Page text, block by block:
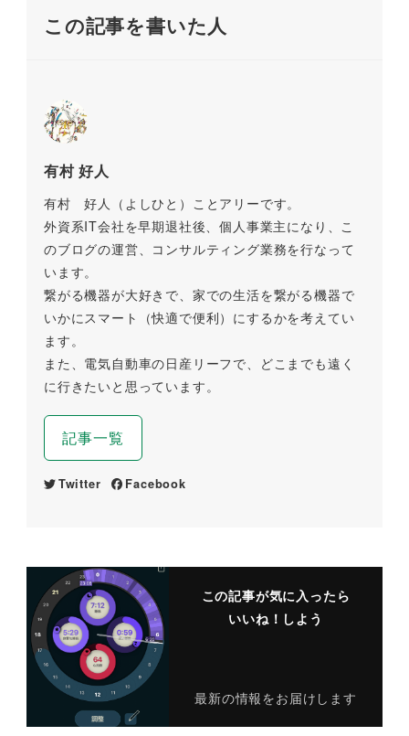
k
この記事を書いた人
有村 好人
有村 好人（よしひと）ことアリーです。
外資系IT会社を早期退社後、個人事業主になり、こ
のブログの運営、コンサルティング業務を行なって
います。
繋がる機器が大好きで、家での生活を繋がる機器で
いかにスマート（快適で便利）にするかを考えてい
ます。
また、電気自動車の日産リーフで、どこまでも遠く
に行きたいと思っています。
記事一覧
Twitter Facebook
この記事が気に入ったら
いいね！しよう
最新の情報をお届けします